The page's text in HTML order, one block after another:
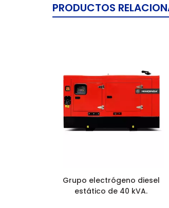
PRODUCTOS
Grupo electrógeno diesel
estático de 40 kVA.